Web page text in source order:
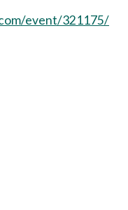
event/321175/